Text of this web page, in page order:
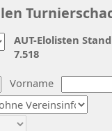
Vorname
AUT-Elolisten
7.518